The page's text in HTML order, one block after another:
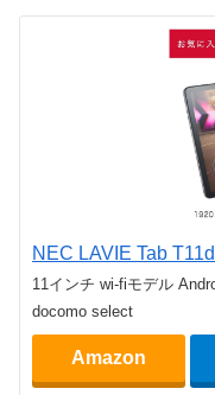
NEC LAVIE Tab
11インチ wi-fiモデル
docomo select
Amazon